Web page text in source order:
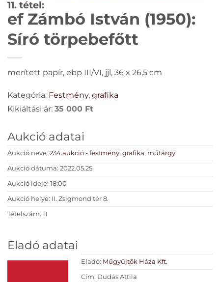
11. tétel:
ef Zámbó István (1950):
Síró törpebefőtt
merített papír, ebp III/VI, jjl, 36 x 26,5 cm
Kategória: Festmény, grafika
Kikiáltási ár: 35 000 Ft
Aukció adatai
Aukció neve: 234.aukció - festmény, grafika, műtárgy
Aukció dátuma: 2022.05.25
Aukció ideje: 18:00
Aukció helye: II. Zsigmond tér 8.
Tételszám: 11
Eladó adatai
Eladó: Műgyűjtők Háza Kft.
Cím: Dudás Attila